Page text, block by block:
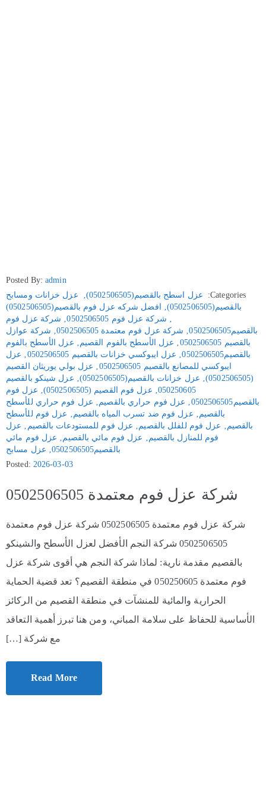
Posted By:admin
Categories:
عزل اسطح بالقصيم(0502506505) ‚
عزل خزانات ومسابح
بالقصيم(0502506505)
‚
افضل شركه عزل فوم بالقصيم(0502506505)
‚ شركة عزل فوم 0502506505 ‚ شركة عزل فوم
بالقصيم0502506505
‚ شركة عزل فوم معتمدة 0502506505 ‚ شركة عوازل
بالقصيم 0502506505
‚ عزل الأسطح بالفوم القصيم‚ عزل الأسطح بالفوم
بالقصيم0502506505
‚ عزل ايبوكسي خزانات بالقصيم 0502506505 ‚ عزل
ايبوكسي للمصانع بالقصيم 0502506505
‚ عزل بولي يوريثان القصيم
(0502506505)
‚ عزل خزانات بالقصيم(0502506505) ‚ عزل شينكو بالقصيم
050250605
‚ عزل فوم القصيم (0502506505) ‚ عزل فوم
بالقصيم0502506505
‚ عزل فوم حراري بالقصيم‚ عزل فوم حراري للأسطح
بالقصيم‚ عزل فوم ضد تسرب المياه بالقصيم‚ عزل فوم للأسطح
بالقصيم‚ عزل فوم للفلل بالقصيم‚ عزل فوم للمستودعات بالقصيم ‚ عزل
فوم للمنازل بالقصيم‚ عزل فوم مائي بالقصيم‚ عزل فوم مائي
بالقصيم0502506505
‚ عزل مسابح
Posted: 2026-03-03
شركة عزل فوم معتمدة 0502506505
شركة عزل فوم معتمدة 0502506505 شركة عزل فوم معتمدة
0502506505 شركة النجم الأفضل لعزل الأسطح والشينكو
بالقصيم مقدمة نارية: لماذا شركة النجم هي أقوى شركة عزل
فوم معتمدة 050250605 في منطقة القصيم؟ تعد قضية الحماية
الحرارية والمائية للمنشآت في منطقة القصيم من الركائز
الأساسية للحفاظ على سلامة المباني، ومن هنا تبرز أهمية التعاقد
مع شركة […]
Read More